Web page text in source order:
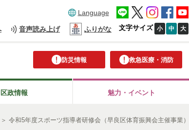
Language
音声読み上げ ふりがな 文字サイズ 小 中 大
防災情報 救急医療・消防
区政情報 魅力・イベント
＞ 令和5年度スポーツ指導者研修会（早良区体育振興会主催事業）